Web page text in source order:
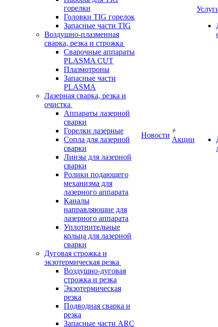
горелки
Головки TIG горелок
Запасные части TIG
Воздушно-плазменная
сварка, резка и строжка
Сварочные аппараты
PLASMA CUT
Плазмотроны
Запасные части
PLASMA
Лазерная сварка, резка и
очистка
Аппараты лазерной
сварки
Горелки лазерные
Сопла для лазерной
сварки
Линзы для лазерной
сварки
Ролики подающего
механизма для
лазерного аппарата
Каналы
направляющие для
лазерного аппарата
Уплотнительные
кольца для лазерной
сварки
Дуговая строжка и
экзотермическая резка
Воздушно-дуговая
строжка и резка
Экзотермическая
резка
Подводная сварка и
резка
Запасные части ARC
Новости
Акции